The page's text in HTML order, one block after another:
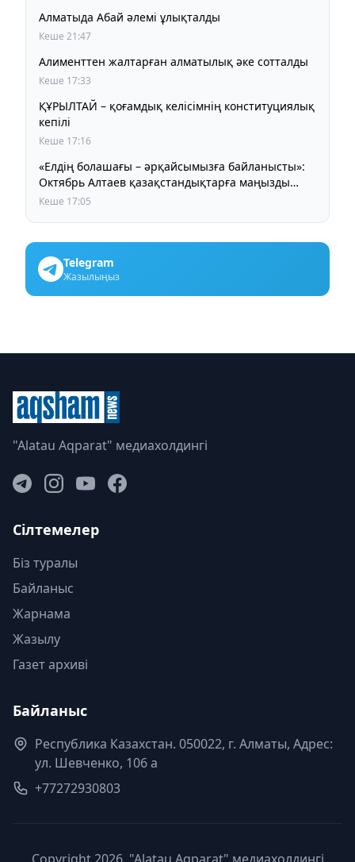
Алматыда Абай әлемі ұлықталды
Кеше 21:47
Алименттен жалтарған алматылық әке сотталды
Кеше 17:33
ҚҰРЫЛТАЙ – қоғамдық келісімнің конституциялық
кепілі
Кеше 17:16
«Елдің болашағы – әрқайсымызға байланысты»:
Октябрь Алтаев қазақстандықтарға маңызды
үндеу жасады
Кеше 17:05
Telegram
Жазылыңыз
"Alatau Aqparat" медиахолдингі
Сілтемелер
Біз туралы
Байланыс
Жарнама
Жазылу
Газет архиві
Байланыс
Республика Казахстан. 050022, г. Алматы, Адрес:
ул. Шевченко, 106 а
+77272930803